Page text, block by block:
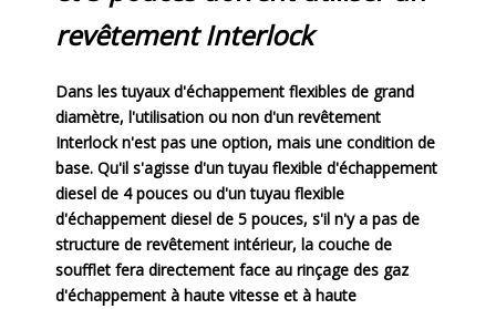
revêtement Interlock
Dans les tuyaux d'échappement flexibles de grand
diamètre, l'utilisation ou non d'un revêtement
Interlock n'est pas une option, mais une condition de
base. Qu'il s'agisse d'un tuyau flexible d'échappement
diesel de 4 pouces ou d'un tuyau flexible
d'échappement diesel de 5 pouces, s'il n'y a pas de
structure de revêtement intérieur, la couche de
soufflet fera directement face au rinçage des gaz
d'échappement à haute vitesse et à haute